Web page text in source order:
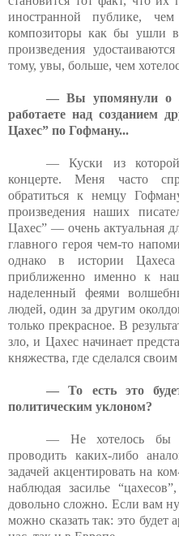
иностранной публике,
композиторы как бы ушли
произведения
тому, увы, больше, чем
— Вы упомянули о
работаете над созданием
Цахес” по Гофману...
— Куски из
концерте. Меня часто
обратиться к немцу
произведения наших
Цахес” — очень актуальная
главного героя чем-то
однако в истории
приближенно именно к
наделенный феями
людей, один за другим
только прекрасное. В
зло, и Цахес начинает
княжества, где сделался
— То есть это
политическим уклоном?
— Не хотелось бы
проводить каких-либо
задачей акцентировать на
наблюдая засилье
довольно сложно. Если вам
можно сказать так: это будет